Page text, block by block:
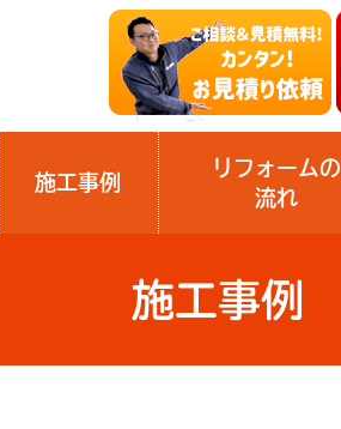
施工事例
リフォームの
流れ
施工事例